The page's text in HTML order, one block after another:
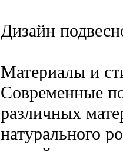
Дизайн
Материалы и
Современные
различных
натурального